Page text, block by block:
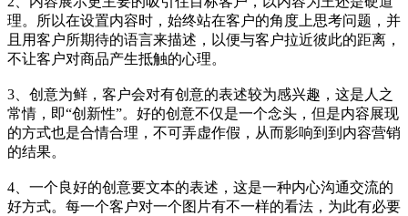
理。所以在设置内容时，始终站在客户的角度上思考问题，并
且用客户所期待的语言来描述，以便与客户拉近彼此的距离，
不让客户对商品产生抵触的心理。
3、创意为鲜，客户会对有创意的表述较为感兴趣，这是人之
常情，即“创新性”。好的创意不仅是一个念头，但是内容展现
的方式也是合情合理，不可弄虚作假，从而影响到到内容营销
的结果。
4、一个良好的创意要文本的表述，这是一种内心沟通交流的
好方式。每一个客户对一个图片有不一样的看法，为此有必要